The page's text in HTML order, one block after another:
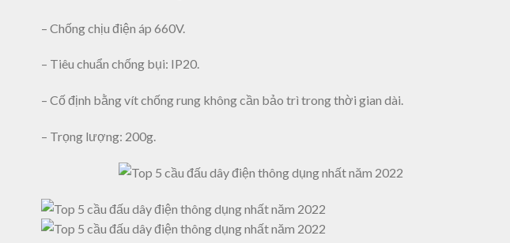
– Chống chịu điện áp 660V.
– Tiêu chuẩn chống bụi: IP20.
– Cố định bằng vít chống rung không cần bảo trì trong thời gian dài.
– Trọng lượng: 200g.